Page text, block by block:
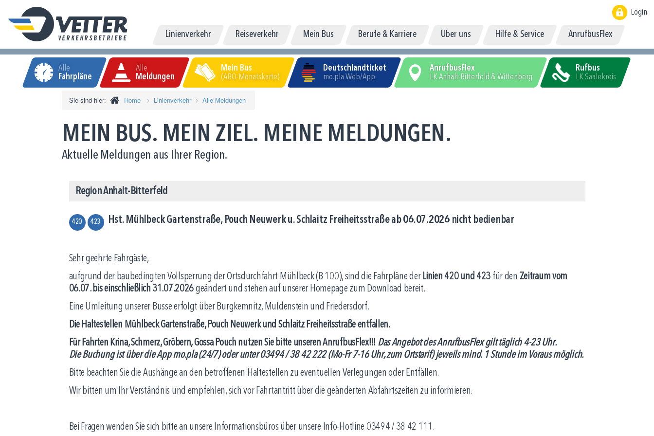
Login
Linienverkehr Reiseverkehr Mein Bus Berufe & Karriere Über uns Hilfe & Service AnrufbusFlex
Alle
Fahrpläne
Alle
Meldungen
Mein Bus
(ABO-Monatskarte)
Deutschlandticket
mo.pla Web/App
AnrufbusFlex
LK Anhalt-Bitterfeld & Wittenberg
Rufbus
LK Saalekreis
Sie sind hier: Home Linienverkehr Alle Meldungen
MEIN BUS. MEIN ZIEL. MEINE MELDUNGEN.
Aktuelle Meldungen aus Ihrer Region.
Region Anhalt-Bitterfeld
420 423 Hst. Mühlbeck Gartenstraße, Pouch Neuwerk u. Schlaitz Freiheitsstraße ab 06.07.2026 nicht bedienbar
Sehr geehrte Fahrgäste,
aufgrund der baubedingten Vollsperrung der Ortsdurchfahrt Mühlbeck (B 100), sind die Fahrpläne der Linien 420 und 423 für den Zeitraum vom
06.07. bis einschließlich 31.07.2026geändert und stehen auf unserer Homepage zum Download bereit.
Eine Umleitung unserer Busse erfolgt über Burgkemnitz, Muldenstein und Friedersdorf.
Die Haltestellen Mühlbeck Gartenstraße, Pouch Neuwerk und Schlaitz Freiheitsstraße entfallen.
Für Fahrten Krina, Schmerz, Gröbern, Gossa Pouch nutzen Sie bitte unseren AnrufbusFlex!!! Das Angebot des AnrufbusFlex gilt täglich 4-23 Uhr.
Die Buchung ist über die App mo.pla (24/7) oder unter 03494 / 38 42 222 (Mo-Fr 7-16 Uhr, zum Ortstarif) jeweils mind. 1 Stunde im Voraus möglich.
Bitte beachten Sie die Aushänge an den betroffenen Haltestellen zu eventuellen Verlegungen oder Entfällen.
Wir bitten um Ihr Verständnis und empfehlen, sich vor Fahrtantritt über die geänderten Abfahrtszeiten zu informieren.
Bei Fragen wenden Sie sich bitte an unsere Informationsbüros über unsere Info-Hotline 03494 / 38 42 111.